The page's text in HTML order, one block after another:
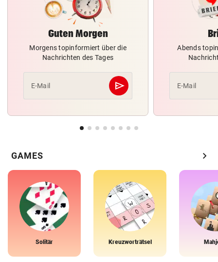
Guten Morgen
Morgens topinformiert über die
Nachrichten des Tages
E-Mail send
Abschicken
Abends
E-Mail
GAMES chevron_right
Solitär Kreuzworträtsel